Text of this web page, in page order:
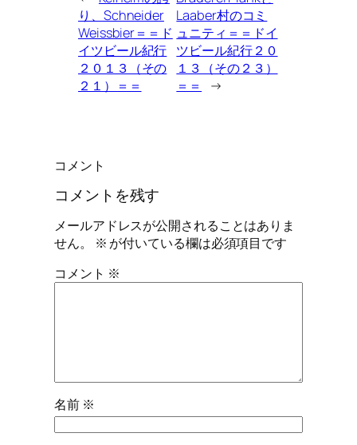
り、Schneider
Weissbier＝＝ド
イツビール紀行
２０１３（その
２１）＝＝
Laaber村のコミ
ュニティ＝＝ドイ
ツビール紀行２０
１３（その２３）
＝＝
→
コメント
コメントを残す
メールアドレスが公開されることはありま
せん。
※ が付いている欄は必須項目です
コメント ※
名前 ※